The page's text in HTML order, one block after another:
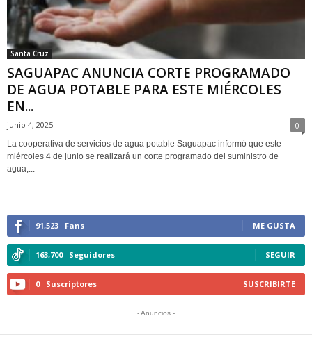
Santa Cruz
SAGUAPAC ANUNCIA CORTE PROGRAMADO
DE AGUA POTABLE PARA ESTE MIÉRCOLES
EN...
junio 4, 2025 0
La cooperativa de servicios de agua potable Saguapac informó que este
miércoles 4 de junio se realizará un corte programado del suministro de
agua,...
91,523 Fans ME GUSTA
163,700 Seguidores SEGUIR
0 Suscriptores SUSCRIBIRTE
- Anuncios -